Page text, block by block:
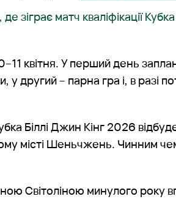
зіграє матч кваліфікації
квітня. У перший день
у другий – парна гра і, в разі
Біллі Джин Кінг 2026
місті Шеньчжень. Чинним
Світоліною минулого року